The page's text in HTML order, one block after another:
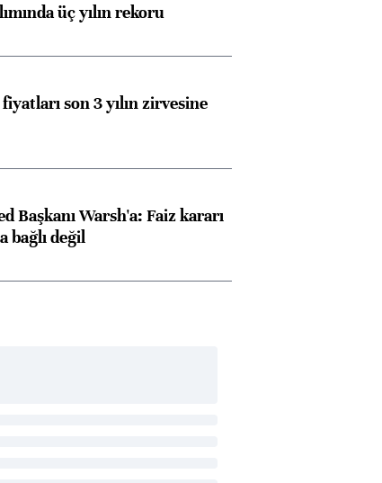
üç yılın rekoru
son 3 yılın zirvesine
Başkanı Warsh'a: Faiz kararı
bağlı değil